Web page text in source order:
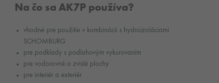
Na čo sa AK7P používa?
vhodné pre použitie v kombinácii s hydroizoláciami
SCHOMBURG
pre podklady s podlahovým vykurovaním
pre vodorovné a zvislé plochy
pre interiér a exteriér